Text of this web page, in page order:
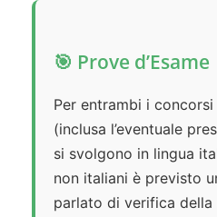
🎯 Prove d’Esame
Per entrambi i
(inclusa l’eventuale
si svolgono in lingua
non italiani è previsto
parlato di verifica della